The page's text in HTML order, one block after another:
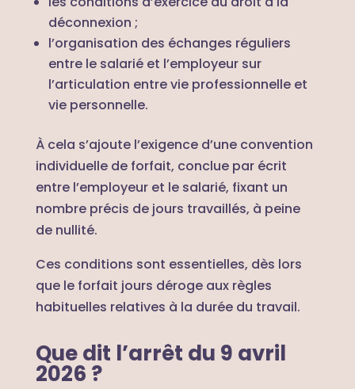
déconnexion ;
l’organisation des échanges réguliers
entre le salarié et l’employeur sur
l’articulation entre vie professionnelle et
vie personnelle.
À cela s’ajoute l’exigence d’une convention
individuelle de forfait, conclue par écrit
entre l’employeur et le salarié, fixant un
nombre précis de jours travaillés, à peine
de nullité.
Ces conditions sont essentielles, dès lors
que le forfait jours déroge aux règles
habituelles relatives à la durée du travail.
Que dit l’arrêt du 9 avril
2026 ?